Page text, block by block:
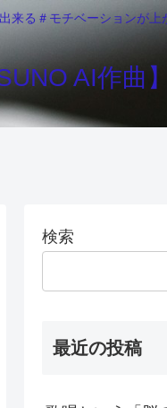
る＃モチベーションが上
AI作曲】
検索
最近の投稿